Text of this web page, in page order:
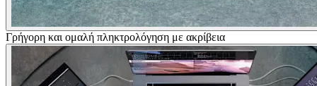
Γρήγορη και ομαλή πληκτρολόγηση με ακρίβεια